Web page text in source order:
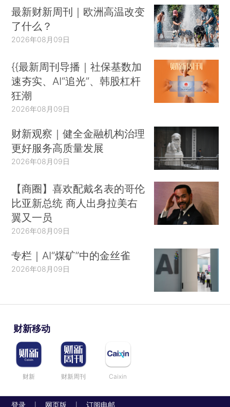
最新财新周刊｜欧洲高温改变
了什么？
2026年08月09日
{{最新周刊导播｜社保基数加
速夯实、AI“追光”、韩股杠杆
狂潮
2026年08月09日
财新观察｜健全金融机构治理
更好服务高质量发展
2026年08月09日
【商圈】喜欢配戴名表的哥伦
比亚新总统 商人出身拉美右
翼又一员
2026年08月09日
专栏｜AI“煤矿”中的金丝雀
2026年08月09日
财新移动
财新 财新周刊 Caixin
登录 网页版 订阅电邮